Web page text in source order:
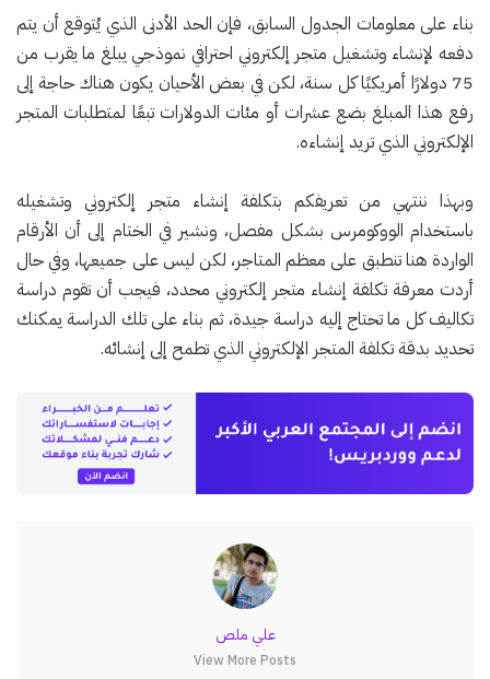
بناء على معلومات الجدول السابق، فإن الحد الأدنى الذي يُتوقع أن يتم
دفعه لإنشاء وتشغيل متجر إلكتروني احترافي نموذجي يبلغ ما يقرب من
75 دولارًا أمريكيًا كل سنة، لكن في بعض الأحيان يكون هناك حاجة إلى
رفع هذا المبلغ بضع عشرات أو مئات الدولارات تبعًا لمتطلبات المتجر
الإلكتروني الذي تريد إنشاءه.
وبهذا ننتهي من تعريفكم بتكلفة إنشاء متجر إلكتروني وتشغيله
باستخدام الووكومرس بشكل مفصل، ونشير في الختام إلى أن الأرقام
الواردة هنا تنطبق على معظم المتاجر، لكن ليس على جميعها، وفي حال
أردت معرفة تكلفة إنشاء متجر إلكتروني محدد، فيجب أن تقوم دراسة
تكاليف كل ما تحتاج إليه دراسة جيدة، ثم بناء على تلك الدراسة يمكنك
تحديد بدقة تكلفة المتجر الإلكتروني الذي تطمح إلى إنشائه.
علي ملص
View More Posts